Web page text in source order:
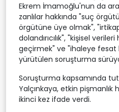
Ekrem İmamoğlu'nun da
zanlılar hakkında "suç
örgütüne üye olmak",
dolandırıcılık", "kişisel
geçirmek" ve "ihaleye fesat
yürütülen soruşturma
Soruşturma kapsamında
Yalçınkaya, etkin pişmanlık
ikinci kez ifade verdi.